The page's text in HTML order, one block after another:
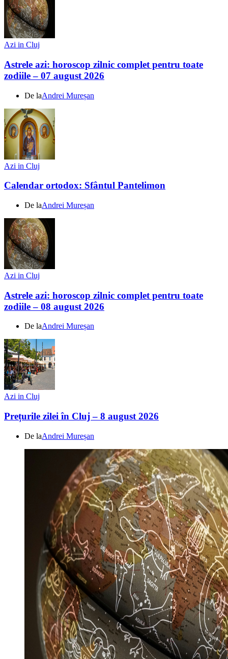
Azi in Cluj
Astrele azi: horoscop zilnic complet pentru toate
zodiile – 07 august 2026
De laAndrei Mureșan
Azi in Cluj
Calendar ortodox: Sfântul Pantelimon
De laAndrei Mureșan
Azi in Cluj
Astrele azi: horoscop zilnic complet pentru toate
zodiile – 08 august 2026
De laAndrei Mureșan
Azi in Cluj
Prețurile zilei în Cluj – 8 august 2026
De laAndrei Mureșan